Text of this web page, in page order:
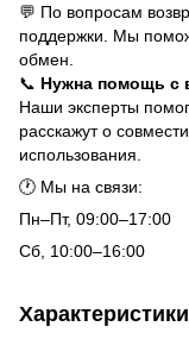
💬 По вопросам
поддержки. Мы
обмен.
📞 Нужна помощь с
Наши эксперты
расскажут о
использования.
🕐 Мы на связи:
Пн–Пт, 09:00–17:00
Сб, 10:00–16:00
Характеристики